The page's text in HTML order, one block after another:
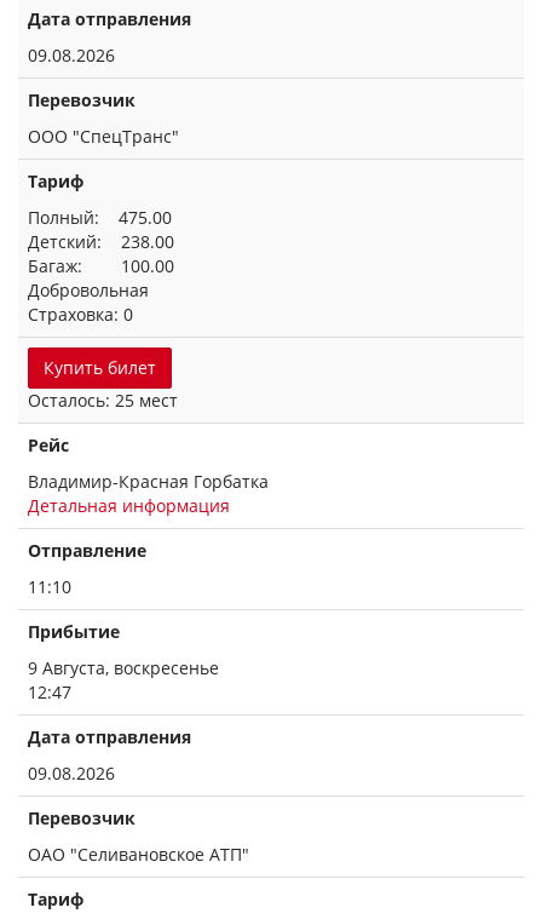
Дата отправления
09.08.2026
Перевозчик
ООО "СпецТранс"
Тариф
Полный: 475.00
Детский: 238.00
Багаж: 100.00
Добровольная
Страховка: 0
Купить билет
Осталось: 25 мест
Рейс
Владимир-Красная Горбатка
Детальная информация
Отправление
11:10
Прибытие
9 Августа, воскресенье
12:47
Дата отправления
09.08.2026
Перевозчик
ОАО "Селивановское АТП"
Тариф